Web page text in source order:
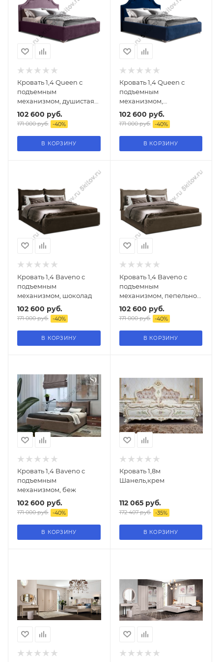
Кровать 1,4 Queen с
подъемным
механизмом, душистая
лаванда
102 600 руб.
171 000руб. -40%
В КОРЗИНУ
Кровать 1,4 Queen с
подъемным
механизмом,
гравитация
102 600 руб.
171 000руб. -40%
В КОРЗИНУ
Кровать 1,4 Baveno с
подъемным
механизмом, шоколад
102 600 руб.
171 000руб. -40%
В КОРЗИНУ
Кровать 1,4 Baveno с
подъемным
механизмом, пепельно-
коричневый
102 600 руб.
171 000руб. -40%
В КОРЗИНУ
Кровать 1,4 Baveno с
подъемным
механизмом, беж
102 600 руб.
171 000руб. -40%
В КОРЗИНУ
Кровать 1,8м
Шанель,крем
112 065руб.
172 407руб. -35%
В КОРЗИНУ